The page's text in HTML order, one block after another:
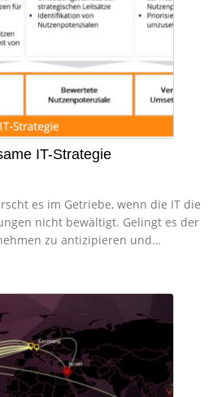
IT-Strategie
es im Getriebe, wenn die IT die
nicht bewältigt. Gelingt es der
zu antizipieren und…